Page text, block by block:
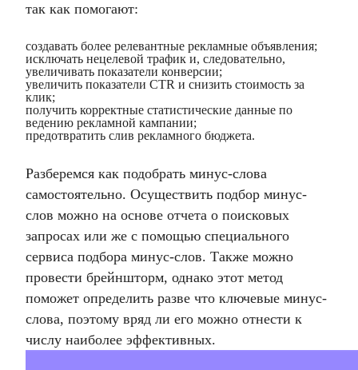
так как помогают:
создавать более релевантные рекламные объявления;
исключать нецелевой трафик и, следовательно,
увеличивать показатели конверсии;
увеличить показатели CTR и снизить стоимость за
клик;
получить корректные статистические данные по
ведению рекламной кампании;
предотвратить слив рекламного бюджета.
Разберемся как подобрать минус-слова
самостоятельно. Осуществить подбор минус-
слов можно на основе отчета о поисковых
запросах или же с помощью специального
сервиса подбора минус-слов. Также можно
провести брейншторм, однако этот метод
поможет определить разве что ключевые минус-
слова, поэтому вряд ли его можно отнести к
числу наиболее эффективных.